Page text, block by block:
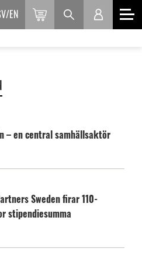
EN
– en central samhällsaktör
Sweden firar 110-
stipendiesumma